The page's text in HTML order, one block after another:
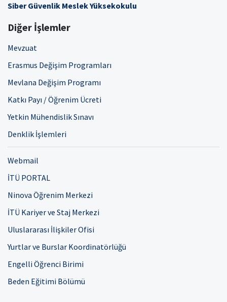
Siber Güvenlik Meslek Yüksekokulu
Diğer İşlemler
Mevzuat
Erasmus Değişim Programları
Mevlana Değişim Programı
Katkı Payı / Öğrenim Ücreti
Yetkin Mühendislik Sınavı
Denklik İşlemleri
Webmail
İTÜ PORTAL
Ninova Öğrenim Merkezi
İTÜ Kariyer ve Staj Merkezi
Uluslararası İlişkiler Ofisi
Yurtlar ve Burslar Koordinatörlüğü
Engelli Öğrenci Birimi
Beden Eğitimi Bölümü